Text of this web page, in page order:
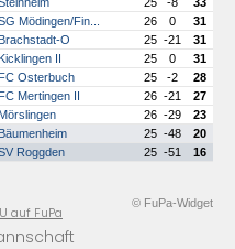
Mödingen/Fin... 26 0
31
Brachstadt-O 25 -21
31
Kicklingen II 25 0
31
FC Osterbuch 25 -2
28
FC Mertingen II 26 -21
27
Mörslingen 26 -29
23
Bäumenheim 25 -48
20
Roggden 25 -51 16
© FuPa-Widget
auf FuPa